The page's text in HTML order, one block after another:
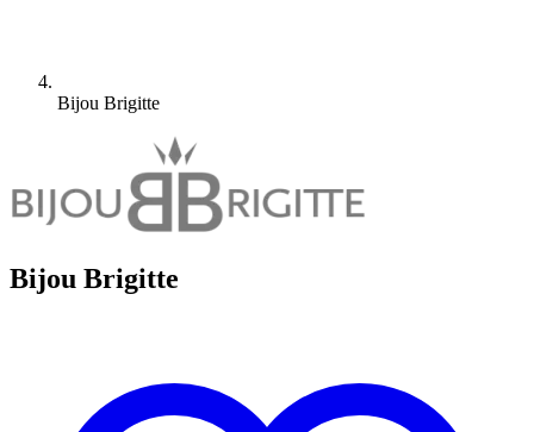
Bijou Brigitte
Bijou Brigitte